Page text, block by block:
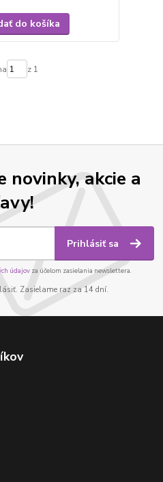
do košíka
z 1
novinky, akcie a
Prihlásiť sa
údajov za účelom zasielania newslettera.
Zasielame raz za 14 dní.